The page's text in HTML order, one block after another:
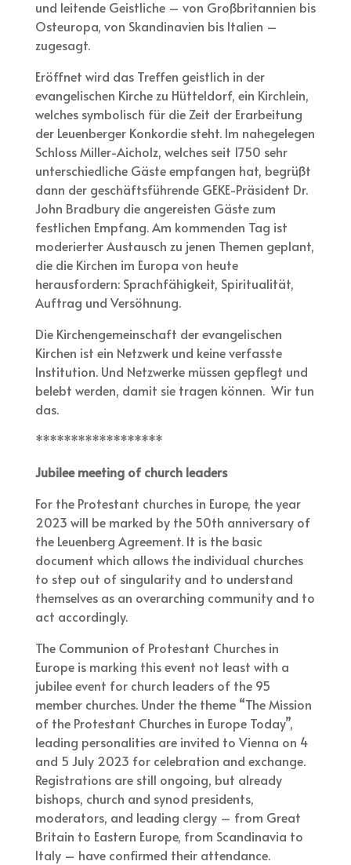
und leitende Geistliche – von Großbritannien bis
Osteuropa, von Skandinavien bis Italien –
zugesagt.
Eröffnet wird das Treffen geistlich in der
evangelischen Kirche zu Hütteldorf, ein Kirchlein,
welches symbolisch für die Zeit der Erarbeitung
der Leuenberger Konkordie steht. Im nahegelegen
Schloss Miller-Aicholz, welches seit 1750 sehr
unterschiedliche Gäste empfangen hat, begrüßt
dann der geschäftsführende GEKE-Präsident Dr.
John Bradbury die angereisten Gäste zum
festlichen Empfang. Am kommenden Tag ist
moderierter Austausch zu jenen Themen geplant,
die die Kirchen im Europa von heute
herausfordern: Sprachfähigkeit, Spiritualität,
Auftrag und Versöhnung.
Die Kirchengemeinschaft der evangelischen
Kirchen ist ein Netzwerk und keine verfasste
Institution. Und Netzwerke müssen gepflegt und
belebt werden, damit sie tragen können. Wir tun
das.
******************
Jubilee meeting of church leaders
For the Protestant churches in Europe, the year
2023 will be marked by the 50th anniversary of
the Leuenberg Agreement. It is the basic
document which allows the individual churches
to step out of singularity and to understand
themselves as an overarching community and to
act accordingly.
The Communion of Protestant Churches in
Europe is marking this event not least with a
jubilee event for church leaders of the 95
member churches. Under the theme “The Mission
of the Protestant Churches in Europe Today”,
leading personalities are invited to Vienna on 4
and 5 July 2023 for celebration and exchange.
Registrations are still ongoing, but already
bishops, church and synod presidents,
moderators, and leading clergy – from Great
Britain to Eastern Europe, from Scandinavia to
Italy – have confirmed their attendance.